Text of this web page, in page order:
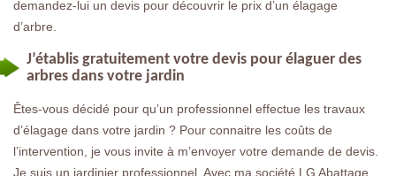
demandez-lui un devis pour découvrir le prix d’un élagage
d’arbre.
J’établis gratuitement votre devis pour élaguer des
arbres dans votre jardin
Êtes-vous décidé pour qu’un professionnel effectue les travaux
d’élagage dans votre jardin ? Pour connaitre les coûts de
l’intervention, je vous invite à m’envoyer votre demande de devis.
Je suis un jardinier professionnel. Avec ma société LG Abattage